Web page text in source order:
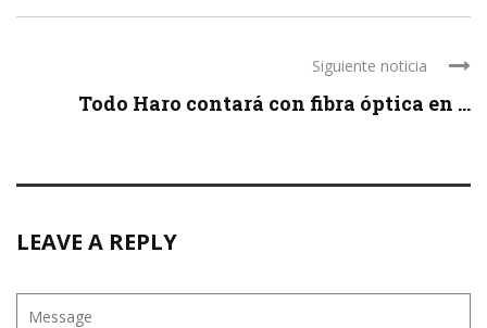
Siguiente noticia
Todo Haro contará con fibra óptica en ...
LEAVE A REPLY